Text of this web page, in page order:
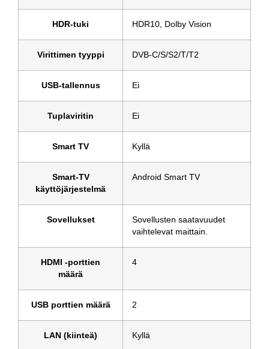
HDR-tuki HDR10, Dolby Vision
Virittimen tyyppi DVB-C/S/S2/T/T2
USB-tallennus Ei
Tuplaviritin Ei
Smart TV Kyllä
Smart-TV
käyttöjärjestelmä
Android Smart TV
Sovellukset
Sovellusten saatavuudet
vaihtelevat maittain.
HDMI -porttien
määrä
4
USB porttien määrä 2
LAN (kiinteä) Kyllä